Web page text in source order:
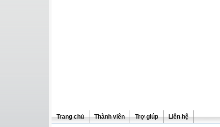
Trang chủ Thành viên Trợ giúp Liên hệ